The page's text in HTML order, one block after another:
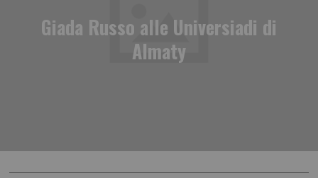
Giada Russo alle Universiadi di
Almaty